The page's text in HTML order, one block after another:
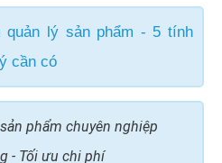
quản lý sản phẩm - 5 tính
cần có
phẩm chuyên nghiệp
- Tối ưu chi phí